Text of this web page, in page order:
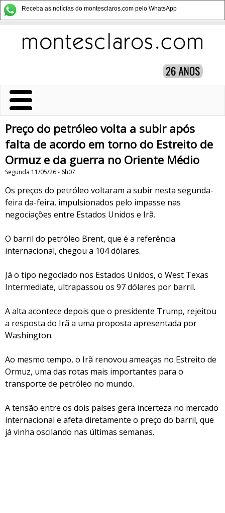
Receba as notícias do montesclaros.com pelo WhatsApp
Preço do petróleo volta a subir após
falta de acordo em torno do Estreito de
Ormuz e da guerra no Oriente Médio
Segunda 11/05/26 - 6h07
Os preços do petróleo voltaram a subir nesta segunda-
feira da-feira, impulsionados pelo impasse nas
negociações entre Estados Unidos e Irã.
O barril do petróleo Brent, que é a referência
internacional, chegou a 104 dólares.
Já o tipo negociado nos Estados Unidos, o West Texas
Intermediate, ultrapassou os 97 dólares por barril.
A alta acontece depois que o presidente Trump, rejeitou
a resposta do Irã a uma proposta apresentada por
Washington.
Ao mesmo tempo, o Irã renovou ameaças no Estreito de
Ormuz, uma das rotas mais importantes para o
transporte de petróleo no mundo.
A tensão entre os dois países gera incerteza no mercado
internacional e afeta diretamente o preço do barril, que
já vinha oscilando nas últimas semanas.